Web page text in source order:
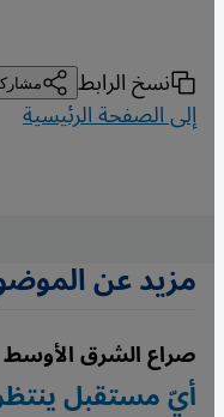
نسخ الرابط
إلى الصفحة الرئيسية
مزيد عن
صراع الشرق الأوسط
أيّ مستقبل